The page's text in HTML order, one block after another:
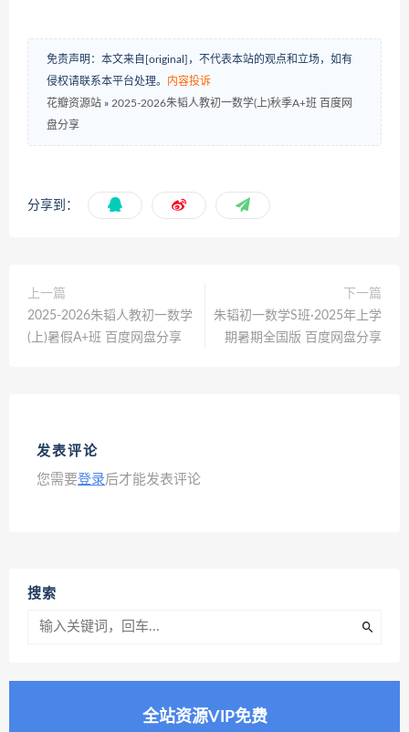
免责声明：本文来自[original]，不代表本站的观点和立场，如有
侵权请联系本平台处理。 内容投诉
花瓣资源站 » 2025-2026朱韬人教初一数学(上)秋季A+班 百度网
盘分享
分享到：
上一篇
2025-2026朱韬人教初一数学
(上)暑假A+班 百度网盘分享
下一篇
朱韬初一数学S班·2025年上学
期暑期全国版 百度网盘分享
发表评论
您需要登录后才能发表评论
搜索
全站资源VIP免费